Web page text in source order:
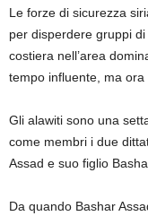
Le forze di sicurezza
per disperdere gruppi
costiera nell’area
tempo influente, ma ora
Gli alawiti sono una
come membri i due
Assad e suo figlio
Da quando Bashar